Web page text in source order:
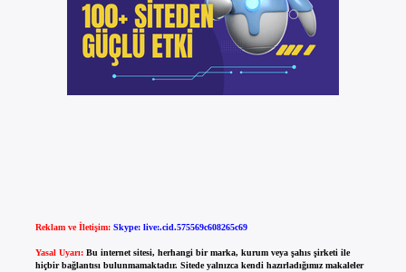
Reklam ve İletişim: Skype: live:.cid.575569c608265c69
Yasal Uyarı: Bu internet sitesi, herhangi bir marka, kurum veya şahıs şirketi ile
hiçbir bağlantısı bulunmamaktadır. Sitede yalnızca kendi hazırladığımız makaleler